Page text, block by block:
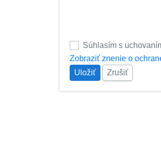
Súhlasím s
Zobraziť znenie o
Uložiť
Zrušiť